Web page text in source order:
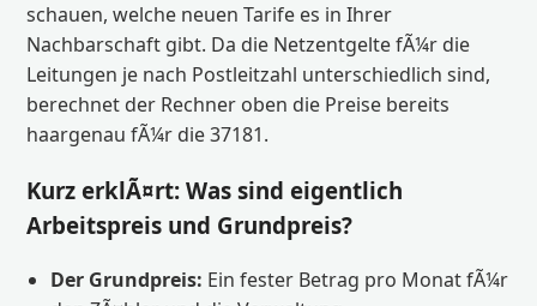
schauen, welche neuen Tarife es in Ihrer
Nachbarschaft gibt. Da die Netzentgelte fÃ¼r die
Leitungen je nach Postleitzahl unterschiedlich sind,
berechnet der Rechner oben die Preise bereits
haargenau fÃ¼r die 37181.
Kurz erklÃ¤rt: Was sind eigentlich
Arbeitspreis und Grundpreis?
Der Grundpreis: Ein fester Betrag pro Monat fÃ¼r